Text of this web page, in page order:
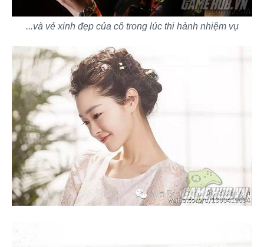
...và vẻ xinh đẹp của cô trong lúc thi hành nhiệm vụ